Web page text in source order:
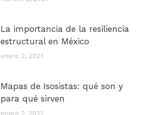
La importancia de la resiliencia
estructural en México
enero 2, 2021
Mapas de Isosistas: qué son y
para qué sirven
enero 2, 2021